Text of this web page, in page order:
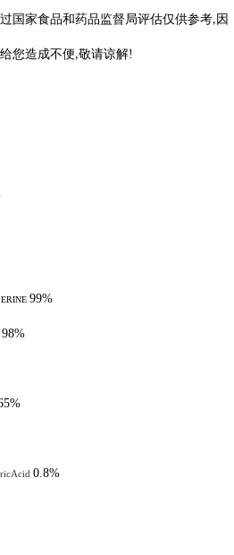
国家食品和药品监督局评估仅供参考, 因
给您造成不便,敬请谅解!
99%
98%
0.8%